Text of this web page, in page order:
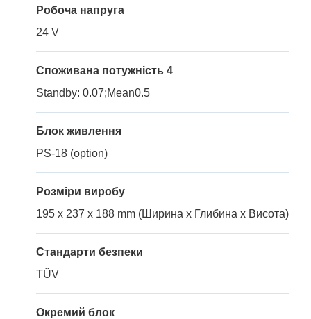
Робоча напруга
24 V
Споживана потужність 4
Standby: 0.07;Mean0.5
Блок живлення
PS-18 (option)
Розміри виробу
195 x 237 x 188 mm (Ширина x Глибина x Висота)
Стандарти безпеки
TÜV
Окремий блок